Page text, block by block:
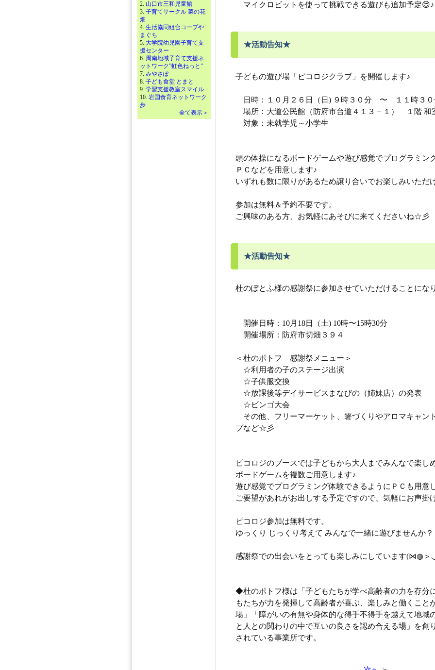
2. 山口市三和児童館
3. 子育てサークル 菜の花
畑
4. 生活協同組合コープや
まぐち
5. 大学院幼児園子育て支
援センター
6. 周南地域子育て支援ネ
ットワーク”虹色ねっと”
7. みやさぽ
8. 子ども食堂 とまと
9. 学習支援教室スマイル
10. 岩国食育ネットワーク
歩
全て表示＞
マイクロビットを使って挑戦できる遊びも追加予定😊♪
★活動告知★
子どもの遊び場「ピコロジクラブ」を開催します♪
日時：１０月２６日（日) ９時３０分 〜 １１時３０
場所：大道公民館（防府市台道４１３－１） １階 和
対象：未就学児～小学生
頭の体操になるボードゲームや遊び感覚でプログラミン
ＰＣなどを用意します♪
いずれも数に限りがあるため譲り合いでお楽しみいた
参加は無料＆予約不要です。
ご興味のある方、お気軽にあそびに来てくださいね☆彡
★活動告知★
杜のぽとふ様の感謝祭に参加させていただけることにな
開催日時：10月18日（土) 10時〜15時30分
開催場所：防府市切畑３９４
＜杜のポトフ 感謝祭メニュー＞
☆利用者の子のステージ出演
☆子供服交換
☆放課後等デイサービスまなびの（姉妹店）の発表
☆ビンゴ大会
その他、フリーマーケット、箸づくりやアロマキャン
プなど☆彡
ピコロジのブースでは子どもから大人までみんなで楽し
ボードゲームを複数ご用意します♪
遊び感覚でプログラミング体験できるようにＰＣも用意
ご要望があれがお出しする予定ですので、気軽にお声掛
ピコロジ参加は無料です。
ゆっくり じっくり考えて みんなで一緒に遊びませんか？
感謝祭での出会いをとっても楽しみにしています(⋈◍
◆杜のポトフ様は「子どもたちが学べ高齢者の力を存分
もたちが力を発揮して高齢者が喜ぶ、楽しみと働くこと
場」「障がいの有無や身体的な得手不得手を越えて地域
と人との関わりの中で互いの良さを認め合える場」を創
されている事業所です。